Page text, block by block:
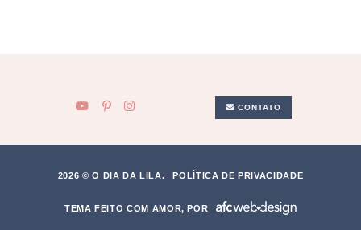
CONTATO
2026 © O DIA DA LILA. POLÍTICA DE PRIVACIDADE
TEMA FEITO COM AMOR, POR